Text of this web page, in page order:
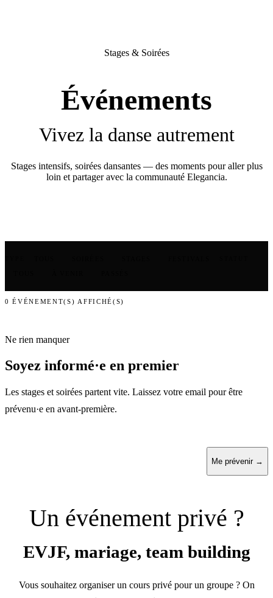
Stages & Soirées
Événements
Vivez la danse autrement
Stages intensifs, soirées dansantes — des moments pour aller plus
loin et partager avec la communauté Elegancia.
0 ÉVÉNEMENT(S) AFFICHÉ(S)
Ne rien manquer
Soyez informé·e en premier
Les stages et soirées partent vite. Laissez votre email pour être
prévenu·e en avant-première.
Me prévenir →
Un événement privé ?
EVJF, mariage, team building
Vous souhaitez organiser un cours privé pour un groupe ? On